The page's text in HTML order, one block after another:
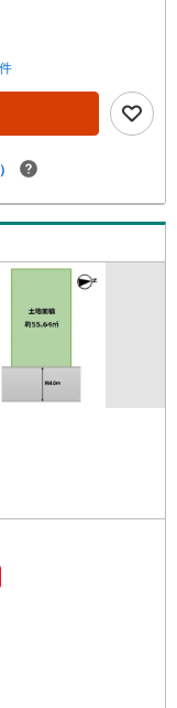
最寄りの駅まで無料
くだけ」OK・お出か
*----*--・建築条件無
ております・ハウス
企業】です・設計か
にご見学頂ける当社
・不動産購入や住宅
す・八尾市の【土地】
*--